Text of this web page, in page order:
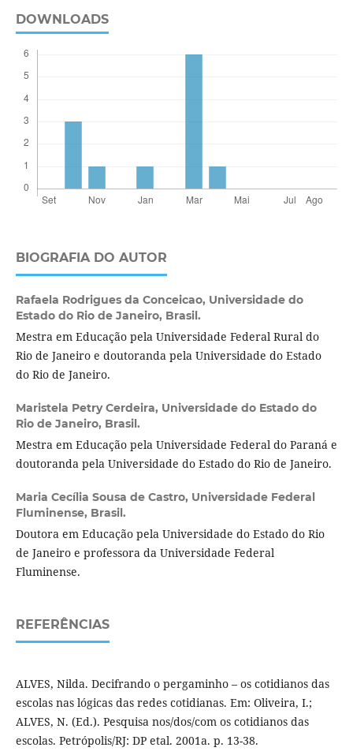
DOWNLOADS
BIOGRAFIA DO AUTOR
Rafaela Rodrigues da Conceicao, Universidade do
Estado do Rio de Janeiro, Brasil.
Mestra em Educação pela Universidade Federal Rural do
Rio de Janeiro e doutoranda pela Universidade do Estado
do Rio de Janeiro.
Maristela Petry Cerdeira, Universidade do Estado do
Rio de Janeiro, Brasil.
Mestra em Educação pela Universidade Federal do Paraná e
doutoranda pela Universidade do Estado do Rio de Janeiro.
Maria Cecília Sousa de Castro, Universidade Federal
Fluminense, Brasil.
Doutora em Educação pela Universidade do Estado do Rio
de Janeiro e professora da Universidade Federal
Fluminense.
REFERÊNCIAS
ALVES, Nilda. Decifrando o pergaminho – os cotidianos das
escolas nas lógicas das redes cotidianas. Em: Oliveira, I.;
ALVES, N. (Ed.). Pesquisa nos/dos/com os cotidianos das
escolas. Petrópolis/RJ: DP etal. 2001a. p. 13-38.